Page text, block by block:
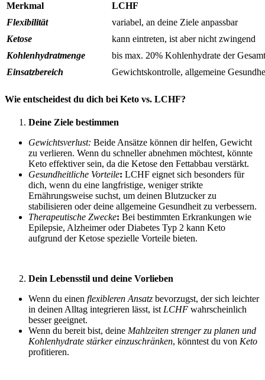
Merkmal
LCHF
Flexibilität
variabel, an deine Ziele anpassbar
Ketose
kann eintreten, ist aber nicht zwingend
Kohlenhydratmenge
bis max. 20% Kohlenhydrate der
Einsatzbereich
Gewichtskontrolle, allgemeine
Wie entscheidest du dich bei Keto vs. LCHF?
Deine Ziele bestimmen
Gewichtsverlust: Beide Ansätze können dir helfen, Gewicht
zu verlieren. Wenn du schneller abnehmen möchtest, könnte
Keto effektiver sein, da die Ketose den Fettabbau verstärkt.
Gesundheitliche Vorteile: LCHF eignet sich besonders für
dich, wenn du eine langfristige, weniger strikte
Ernährungsweise suchst, um deinen Blutzucker zu
stabilisieren oder deine allgemeine Gesundheit zu verbessern.
Therapeutische Zwecke: Bei bestimmten Erkrankungen wie
Epilepsie, Alzheimer oder Diabetes Typ 2 kann Keto
aufgrund der Ketose spezielle Vorteile bieten.
Dein Lebensstil und deine Vorlieben
Wenn du einen flexibleren Ansatz bevorzugst, der sich leichter
in deinen Alltag integrieren lässt, ist LCHF wahrscheinlich
besser geeignet.
Wenn du bereit bist, deine Mahlzeiten strenger zu planen und
Kohlenhydrate stärker einzuschränken, könntest du von Keto
profitieren.